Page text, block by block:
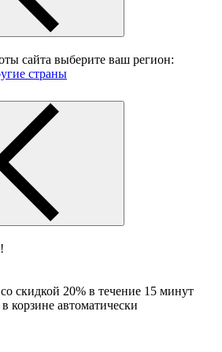
сайта выберите ваш регион:
страны
скидкой 20% в течение 15 минут
корзине автоматически